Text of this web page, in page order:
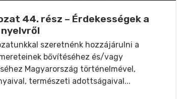
44. rész – Érdekességek a
szeretnénk hozzájárulni a
bővítéséhez és/vagy
Magyarország történelmével,
természeti adottságaival...